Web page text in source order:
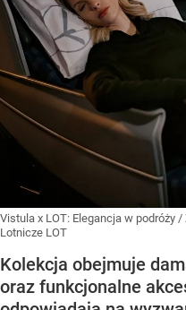
Vistula x LOT: Elegancja w podróży /
Lotnicze LOT
Kolekcja obejmuje
oraz funkcjonalne